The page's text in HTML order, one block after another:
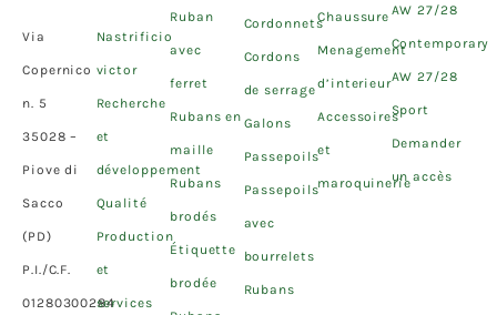
Via
Copernico
n. 5
35028 –
Piove di
Sacco
(PD)
P.I./C.F.
01280300284
Nastrificio
victor
Recherche
et
développement
Qualité
Production
et
services
Ruban
avec
ferret
Rubans en
maille
Rubans
brodés
Étiquette
brodée
Cordonnets
Cordons
de serrage
Galons
Passepoils
Passepoils
avec
bourrelets
Rubans
Chaussure
Menagement
d’interieur
Accessoires
et
maroquinerie
AW 27/28
Contemporary
AW 27/28
Sport
Demander
un accès